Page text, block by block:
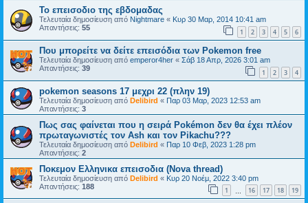
Το επεισοδιο της εβδομαδας
Τελευταία δημοσίευση από Nightmare « Κυρ 30 Μαρ, 2014 10:41 am
Απαντήσεις: 55 1 2 3 4 5 6
Που μπορείτε να δείτε επεισόδια των Pokemon free
Τελευταία δημοσίευση από emperor4her « Σάβ 18 Απρ, 2026 3:01 am
Απαντήσεις: 39 1 2 3 4
pokemon seasons 17 μεχρι 22 (πλην 19)
Τελευταία δημοσίευση από Delibird « Παρ 03 Μαρ, 2023 12:53 am
Απαντήσεις: 3
Πως σας φαίνεται που η σειρά Pokémon δεν θα έχει πλέον
πρωταγωνιστές τον Ash και τον Pikachu???
Τελευταία δημοσίευση από Delibird « Παρ 10 Φεβ, 2023 1:28 pm
Απαντήσεις: 2
Ποκεμον Ελληνικα επεισοδια (Nova thread)
Τελευταία δημοσίευση από Delibird « Κυρ 20 Νοέμ, 2022 3:40 pm
Απαντήσεις: 188 1 16 17 18 19